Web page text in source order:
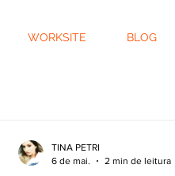
WORKSITE BLOG
TINA PETRI
6 de mai.
2 min de leitura